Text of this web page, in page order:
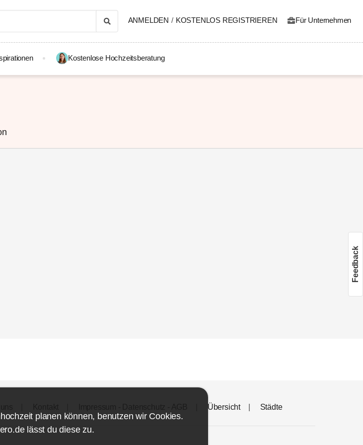
ANMELDEN / KOSTENLOS REGISTRIEREN Für Unternehmen
Kostenlose Hochzeitsberatung
Feedback
Übersicht Städte
planen können, benutzen wir Cookies.
lässt du diese zu.